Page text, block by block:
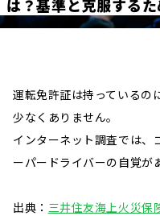
は？基準と克服するた
運転免許証は持っているの
少なくありません。
インターネット調査では、
ーパードライバーの自覚が
出典： 三井住友海上火災保